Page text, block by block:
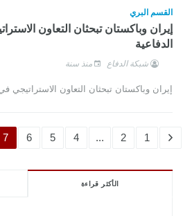
القسم البري
إيران وباكستان تبحثان التعاون
الدفاعية
شبكة الدفاع منذ سنة
إيران وباكستان تبحثان التعاون الاستراتيجي
1
2
...
4
5
6
7
الأكثر قراءة